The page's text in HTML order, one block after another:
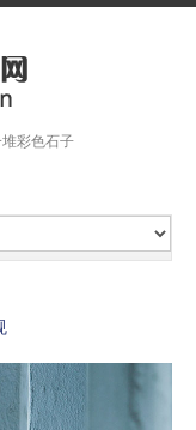
彩色石子